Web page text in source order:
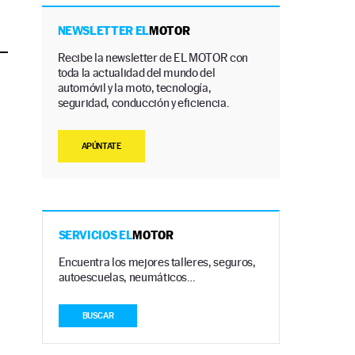
NEWSLETTER ELMOTOR
Recibe la newsletter de EL MOTOR con
toda la actualidad del mundo del
automóvil y la moto, tecnología,
seguridad, conducción y eficiencia.
APÚNTATE
SERVICIOS ELMOTOR
Encuentra los mejores talleres, seguros,
autoescuelas, neumáticos…
BUSCAR